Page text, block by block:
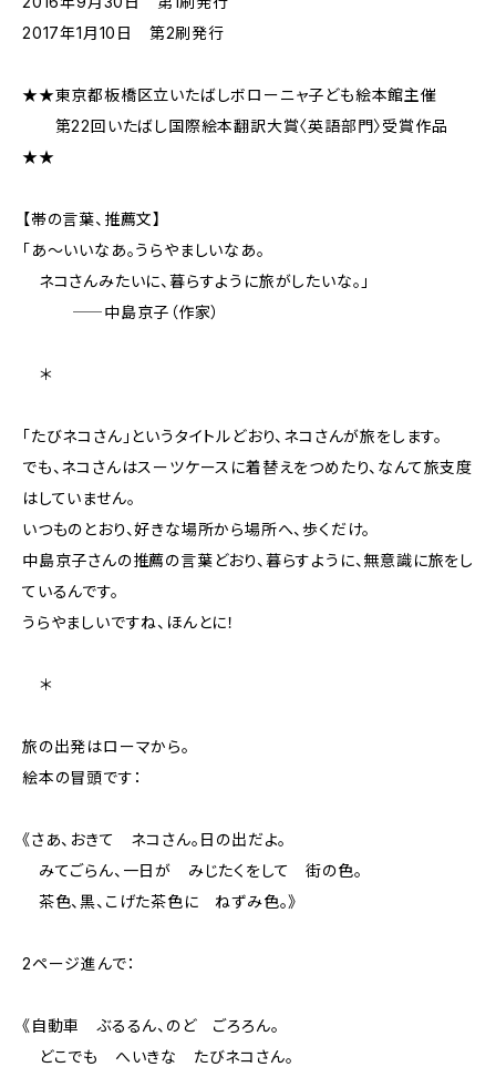
2017年1月10日 第2刷発行
★★東京都板橋区立いたばしボローニャ子ども絵本館主催
第22回いたばし国際絵本翻訳大賞〈英語部門〉受賞作品
★★
【帯の言葉、推薦文】
「あ～いいなあ。うらやましいなあ。
ネコさんみたいに、暮らすように旅がしたいな。」
―――――中島京子（作家）
＊
「たびネコさん」というタイトルどおり、ネコさんが旅をします。
でも、ネコさんはスーツケースに着替えをつめたり、なんて旅支度
はしていません。
いつものとおり、好きな場所から場所へ、歩くだけ。
中島京子さんの推薦の言葉どおり、暮らすように、無意識に旅をし
ているんです。
うらやましいですね、ほんとに！
＊
旅の出発はローマから。
絵本の冒頭です：
《さあ、おきて ネコさん。日の出だよ。
みてごらん、一日が みじたくをして 街の色。
茶色、黒、こげた茶色に ねずみ色。》
2ページ進んで：
《自動車 ぶるるん、のど ごろろん。
どこでも へいきな たびネコさん。